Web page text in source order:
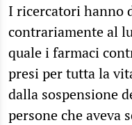
I ricercatori hanno
contrariamente al
quale i farmaci
presi per tutta la
dalla sospensione
persone che aveva